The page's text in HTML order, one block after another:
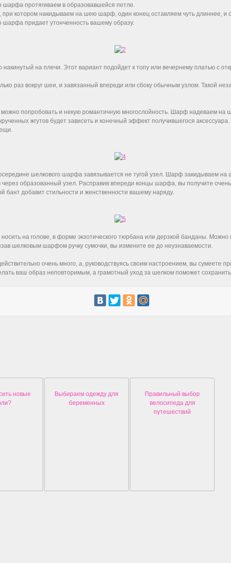
протягиваем в образовавшейся петле.
котором накидываем на шею шарф, один конец оставляем чуть длиннее, и
шарфа придает утонченность вашему образу.
на плечи. Этот вариант подойдет к топу или вечернему платью с
раз вокруг шеи, и завязанный впереди или сбоку обычным узлом. Такой
попробовать и некую романтичную многослойность. Шарф надеваем на
жгутов будет зависеть и конечный эффект получившегося
шелкового шарфа завязывается не тугой узел. Шарф закидываем на
через образованный узел. Расправив впереди концы шарфа, вы получите
бант добавит стильности и женственности вашему наряду.
на голове, в форме экзотического тюрбана или дерзкой банданы.
шелковым шарфом ручку сумочки, вы измените ее до неузнаваемости.
очень много, а, руководствуясь своим настроением, вы сумеете
ваш образ неповторимым, а грамотный уход за шелком поможет
новые
Выбираем одежду для
беременных
Правильный выбор
велосипеда для
путешествий